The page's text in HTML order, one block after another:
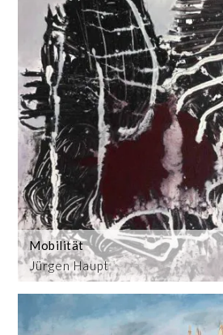
Jürgen Haupt
Mobilität